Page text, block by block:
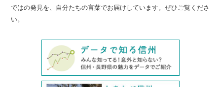
ではの発見を、自分たちの言葉でお届けしています。ぜひご覧くださ
い。